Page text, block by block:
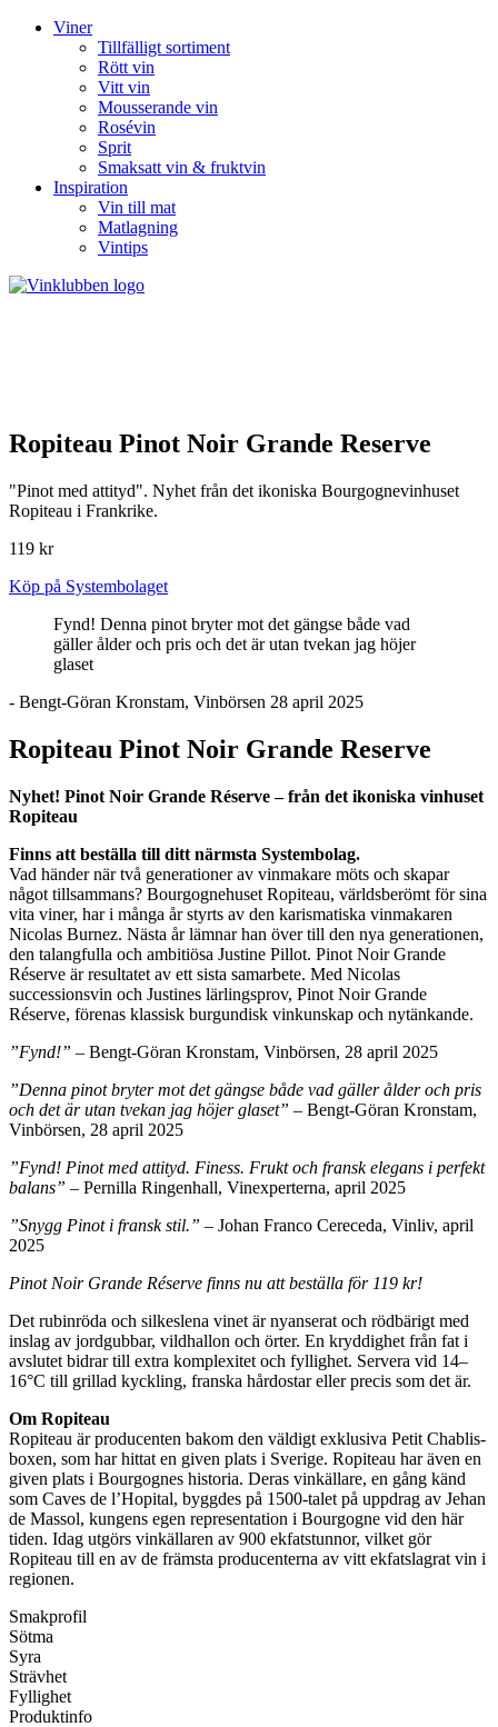
Viner
Tillfälligt sortiment
Rött vin
Vitt vin
Mousserande vin
Rosévin
Sprit
Smaksatt vin & fruktvin
Inspiration
Vin till mat
Matlagning
Vintips
Ropiteau Pinot Noir Grande Reserve
"Pinot med attityd". Nyhet från det ikoniska Bourgognevinhuset
Ropiteau i Frankrike.
119 kr
Köp på Systembolaget
Fynd! Denna pinot bryter mot det gängse både vad
gäller ålder och pris och det är utan tvekan jag höjer
glaset
- Bengt-Göran Kronstam, Vinbörsen 28 april 2025
Ropiteau Pinot Noir Grande Reserve
Nyhet! Pinot Noir Grande Réserve – från det ikoniska vinhuset
Ropiteau
Finns att beställa till ditt närmsta Systembolag.
Vad händer när två generationer av vinmakare möts och skapar
något tillsammans? Bourgognehuset Ropiteau, världsberömt för sina
vita viner, har i många år styrts av den karismatiska vinmakaren
Nicolas Burnez. Nästa år lämnar han över till den nya generationen,
den talangfulla och ambitiösa Justine Pillot. Pinot Noir Grande
Réserve är resultatet av ett sista samarbete. Med Nicolas
successionsvin och Justines lärlingsprov, Pinot Noir Grande
Réserve, förenas klassisk burgundisk vinkunskap och nytänkande.
”Fynd!” – Bengt-Göran Kronstam, Vinbörsen, 28 april 2025
”Denna pinot bryter mot det gängse både vad gäller ålder och pris
och det är utan tvekan jag höjer glaset” – Bengt-Göran Kronstam,
Vinbörsen, 28 april 2025
”Fynd! Pinot med attityd. Finess. Frukt och fransk elegans i perfekt
balans” – Pernilla Ringenhall, Vinexperterna, april 2025
”Snygg Pinot i fransk stil.” – Johan Franco Cereceda, Vinliv, april
2025
Pinot Noir Grande Réserve finns nu att beställa för 119 kr!
Det rubinröda och silkeslena vinet är nyanserat och rödbärigt med
inslag av jordgubbar, vildhallon och örter. En kryddighet från fat i
avslutet bidrar till extra komplexitet och fyllighet. Servera vid 14–
16°C till grillad kyckling, franska hårdostar eller precis som det är.
Om Ropiteau
Ropiteau är producenten bakom den väldigt exklusiva Petit Chablis-
boxen, som har hittat en given plats i Sverige. Ropiteau har även en
given plats i Bourgognes historia. Deras vinkällare, en gång känd
som Caves de l’Hopital, byggdes på 1500-talet på uppdrag av Jehan
de Massol, kungens egen representation i Bourgogne vid den här
tiden. Idag utgörs vinkällaren av 900 ekfatstunnor, vilket gör
Ropiteau till en av de främsta producenterna av vitt ekfatslagrat vin i
regionen.
Smakprofil
Sötma
Syra
Strävhet
Fyllighet
Produktinfo